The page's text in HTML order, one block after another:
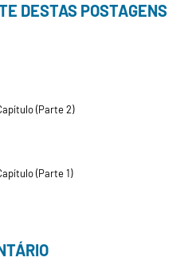
DESTAS POSTAGENS
(Parte 2)
(Parte 1)
| Distribuído por